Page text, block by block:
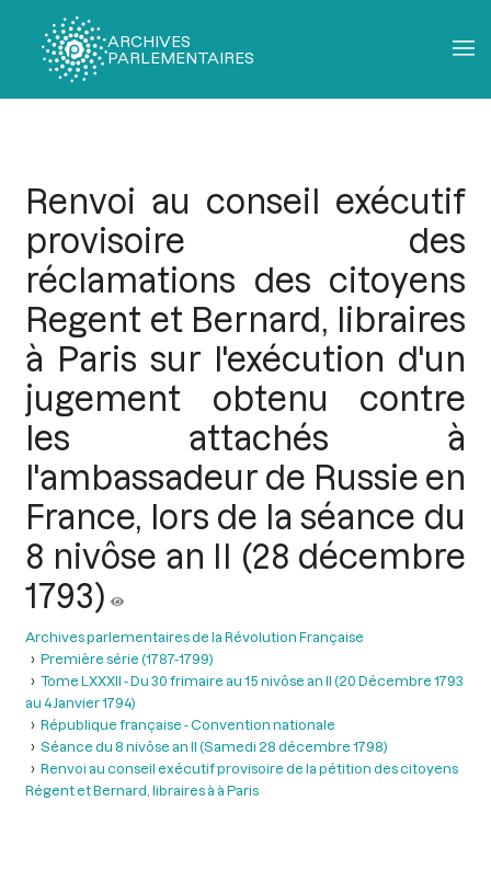
ARCHIVES
PARLEMENTAIRES
Renvoi au conseil exécutif
provisoire des
réclamations des citoyens
Regent et Bernard, libraires
à Paris sur l'exécution d'un
jugement obtenu contre
les attachés à
l'ambassadeur de Russie en
France, lors de la séance du
8 nivôse an II (28 décembre
1793)
Archives parlementaires de la Révolution Française
Première série (1787-1799)
Tome LXXXII - Du 30 frimaire au 15 nivôse an II (20 Décembre 1793
au 4 Janvier 1794)
République française - Convention nationale
Séance du 8 nivôse an II (Samedi 28 décembre 1798)
Renvoi au conseil exécutif provisoire de la pétition des citoyens
Régent et Bernard, libraires à à Paris